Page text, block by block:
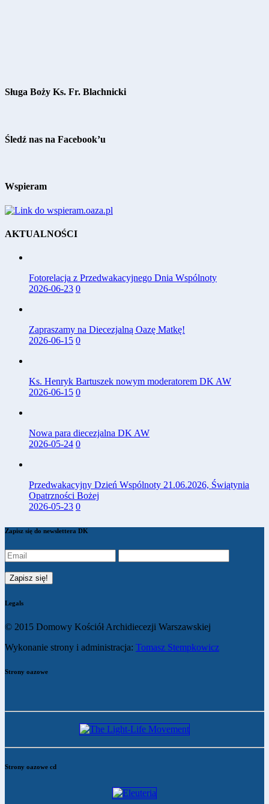
Sługa Boży Ks. Fr. Blachnicki
Śledź nas na Facebook’u
Wspieram
AKTUALNOŚCI
Fotorelacja z Przedwakacyjnego Dnia Wspólnoty
2026-06-23 0
Zapraszamy na Diecezjalną Oazę Matkę!
2026-06-15 0
Ks. Henryk Bartuszek nowym moderatorem DK AW
2026-06-15 0
Nowa para diecezjalna DK AW
2026-05-24 0
Przedwakacyjny Dzień Wspólnoty 21.06.2026, Świątynia
Opatrzności Bożej
2026-05-23 0
Zapisz się do newslettera DK
Legals
© 2015 Domowy Kościół Archidiecezji Warszawskiej
Wykonanie strony i administracja: Tomasz Stempkowicz
Strony oazowe
Strony oazowe cd